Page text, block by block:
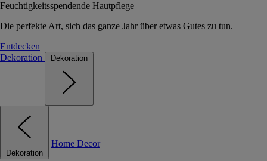
Feuchtigkeitsspendende Hautpflege
Die perfekte Art, sich das ganze Jahr über etwas Gutes zu tun.
Entdecken
Dekoration
Dekoration
Dekoration
Home Decor